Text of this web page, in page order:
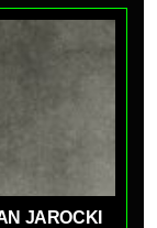
JAROCKI